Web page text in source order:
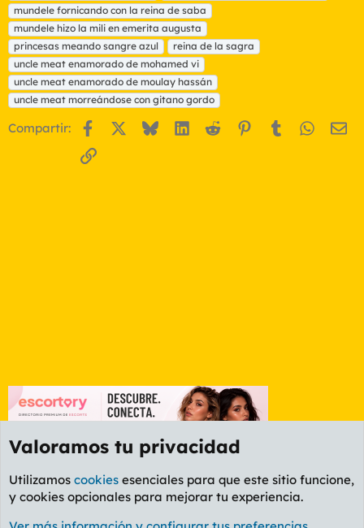
mundele fornicando con la reina de saba
mundele hizo la mili en emerita augusta
princesas meando sangre azul
reina de la sagra
uncle meat enamorado de mohamed vi
uncle meat enamorado de moulay hassán
uncle meat morreándose con gitano gordo
Compartir: Facebook BlueskyLinkedIn
Reddit Pinterest
Tumblr
Enlace
Foro General
Valoramos tu privacidad
Utilizamos cookies esenciales para que este sitio funcione,
y cookies opcionales para mejorar tu experiencia.